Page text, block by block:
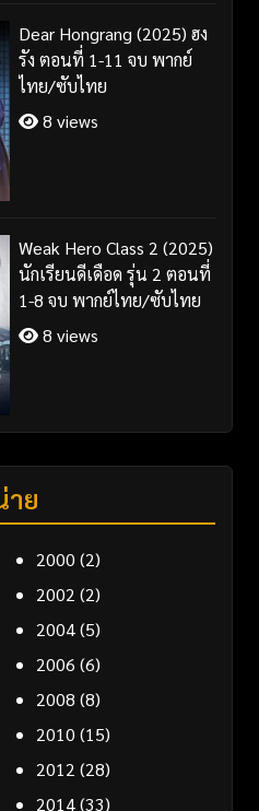
Dear Hongrang (2025) ฮง
รัง ตอนที่ 1-11 จบ พากย์
ไทย/ซับไทย
8 views
Weak Hero Class 2 (2025)
นักเรียนดีเดือด รุ่น 2 ตอนที่
1-8 จบ พากย์ไทย/ซับไทย
8 views
าย
2000 (2)
2002 (2)
2004(5)
2006 (6)
2008 (8)
2010 (15)
2012 (28)
2014(33)